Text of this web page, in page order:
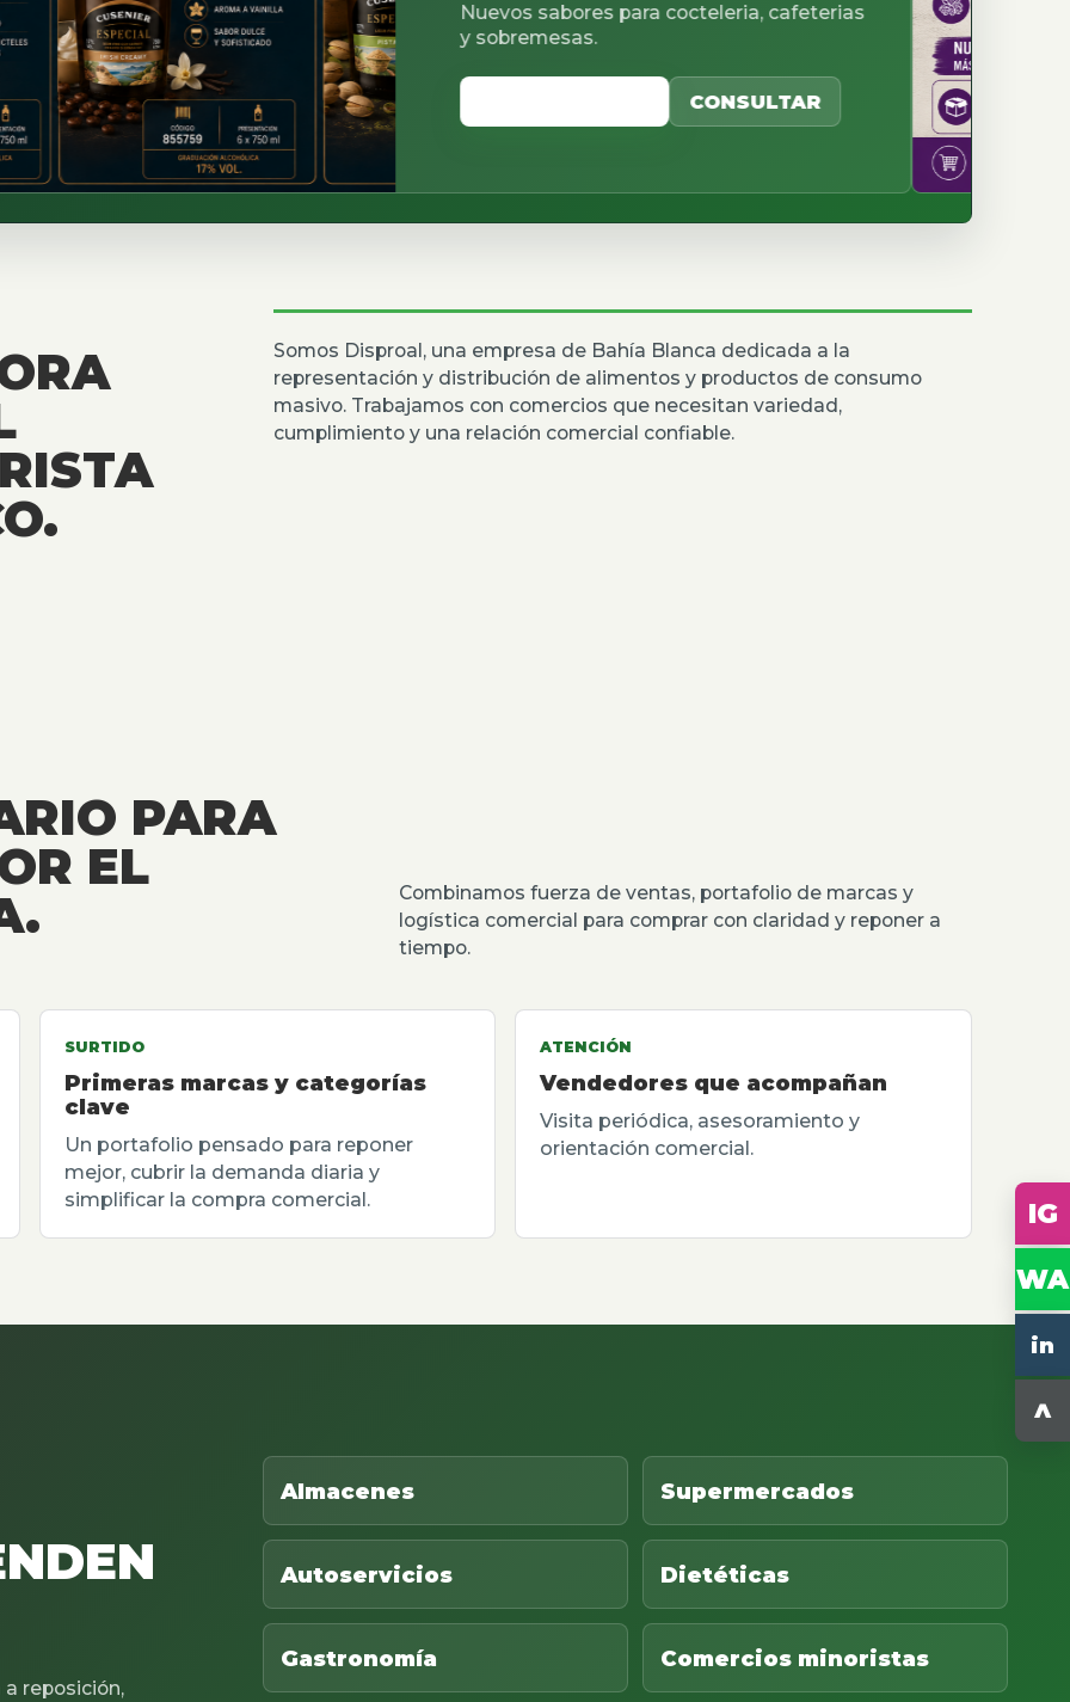
Nuevos sabores para cocteleria, cafeterias
y sobremesas.
VER CATALOGO
Somos Disproal, una empresa de Bahía Blanca dedicada a la
representación y distribución de alimentos y productos de consumo
masivo. Trabajamos con comercios que necesitan variedad,
cumplimiento y una relación comercial confiable.
PARA
EL
Combinamos fuerza de ventas, portafolio de marcas y
logística comercial para comprar con claridad y reponer a
tiempo.
SURTIDO
Primeras marcas y categorías
clave
Un portafolio pensado para reponer
mejor, cubrir la demanda diaria y
simplificar la compra comercial.
ATENCIÓN
Vendedores que acompañan
Visita periódica, asesoramiento y
orientación comercial.
reposición,
Almacenes Supermercados
Autoservicios Dietéticas
Gastronomía Comercios minoristas
IG
WA
in
^